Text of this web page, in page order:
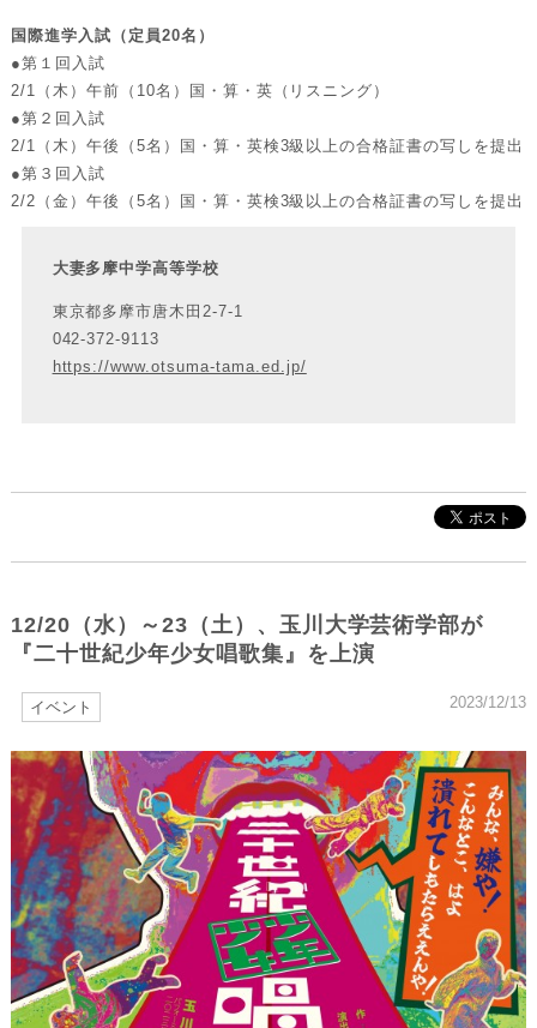
国際進学入試（定員20名）
●第１回入試
2/1（木）午前（10名）国・算・英（リスニング）
●第２回入試
2/1（木）午後（5名）国・算・英検3級以上の合格証書の写しを提出
●第３回入試
2/2（金）午後（5名）国・算・英検3級以上の合格証書の写しを提出
大妻多摩中学高等学校
東京都多摩市唐木田2-7-1
042-372-9113
https://www.otsuma-tama.ed.jp/
12/20（水）～23（土）、⽟川⼤学芸術学部が
『⼆⼗世紀少年少⼥唱歌集』を上演
2023/12/13
イベント